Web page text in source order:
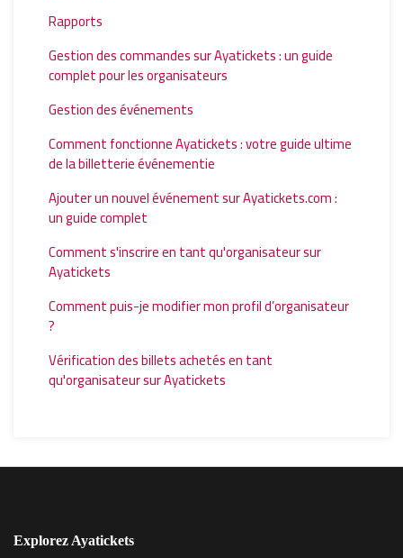
Rapports
Gestion des commandes sur Ayatickets : un guide
complet pour les organisateurs
Gestion des événements
Comment fonctionne Ayatickets : votre guide ultime
de la billetterie événementie
Ajouter un nouvel événement sur Ayatickets.com :
un guide complet
Comment s'inscrire en tant qu'organisateur sur
Ayatickets
Comment puis-je modifier mon profil d’organisateur
?
Vérification des billets achetés en tant
qu'organisateur sur Ayatickets
Explorez Ayatickets